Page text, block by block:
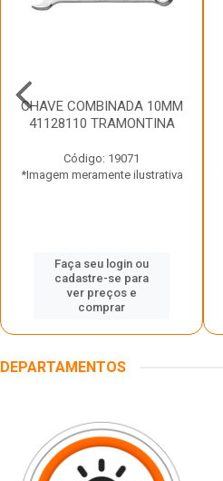
CHAVE COMBINADA 10MM
41128110 TRAMONTINA
Código: 19071
*Imagem meramente ilustrativa
Faça seu login ou
cadastre-se para
ver preços e
comprar
DEPARTAMENTOS